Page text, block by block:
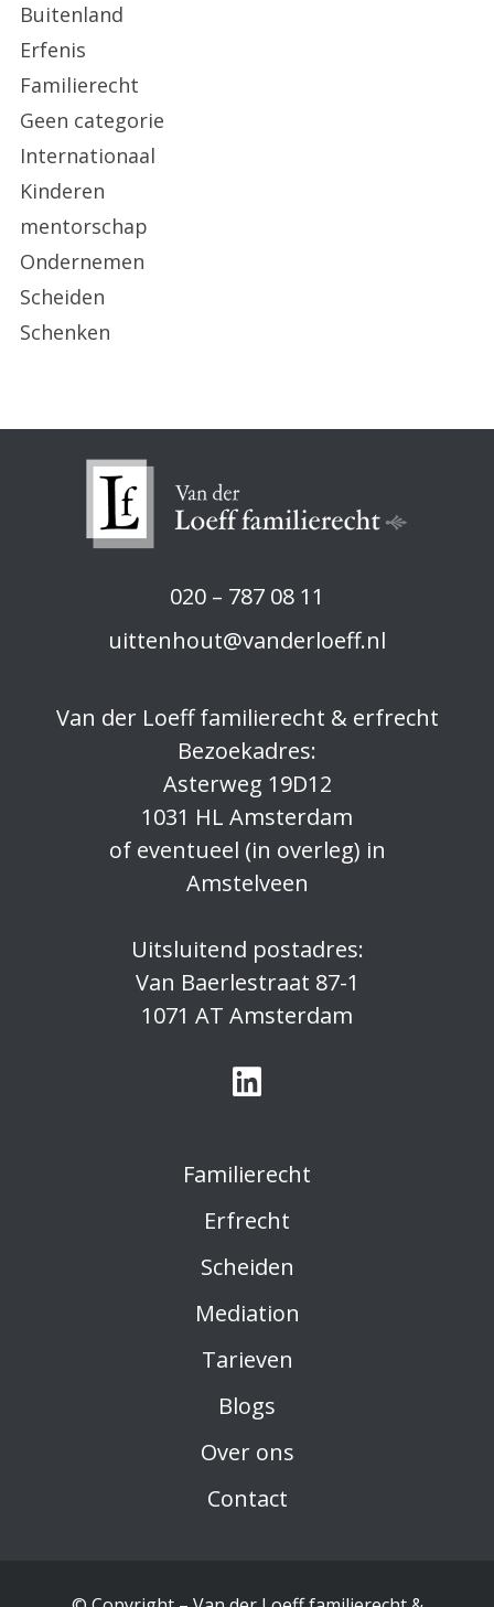
Buitenland
Erfenis
Familierecht
Geen categorie
Internationaal
Kinderen
mentorschap
Ondernemen
Scheiden
Schenken
020 – 787 08 11
uittenhout@vanderloeff.nl
Van der Loeff familierecht & erfrecht
Bezoekadres:
Asterweg 19D12
1031 HL Amsterdam
of eventueel (in overleg) in
Amstelveen
Uitsluitend postadres:
Van Baerlestraat 87-1
1071 AT Amsterdam
Familierecht
Erfrecht
Scheiden
Mediation
Tarieven
Blogs
Over ons
Contact